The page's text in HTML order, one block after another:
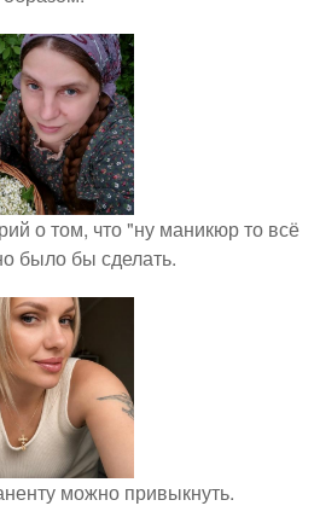
о том, что "ну маникюр то всё
было бы сделать.
можно привыкнуть.